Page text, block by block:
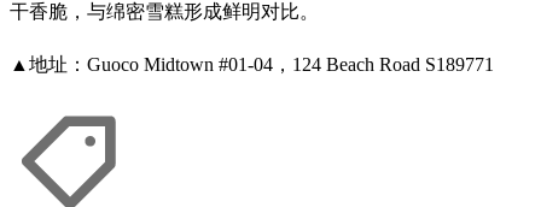
干香脆，与绵密雪糕形成鲜明对比。
▲地址：Guoco Midtown #01-04，124 Beach Road S189771